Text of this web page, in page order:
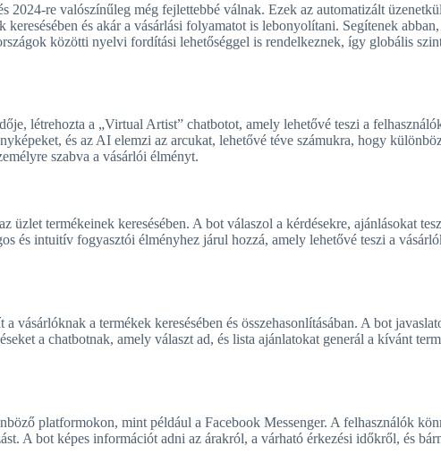
2024-re valószínűleg még fejlettebbé válnak. Ezek az automatizált
és akár a vásárlási folyamatot is lebonyolítani. Segítenek
közötti nyelvi fordítási lehetőséggel is rendelkeznek, így globális
létrehozta a „Virtual Artist” chatbotot, amely lehetővé teszi a
és az AI elemzi az arcukat, lehetővé téve számukra, hogy
szabva a vásárlói élményt.
termékeinek keresésében. A bot válaszol a kérdésekre, ajánlásokat
és intuitív fogyasztói élményhez járul hozzá, amely lehetővé teszi a
a termékek keresésében és összehasonlításában. A bot
a chatbotnak, amely választ ad, és lista ajánlatokat generál a kívánt
platformokon, mint például a Facebook Messenger. A felhasználók
A bot képes információt adni az árakról, a várható érkezési időkről, és